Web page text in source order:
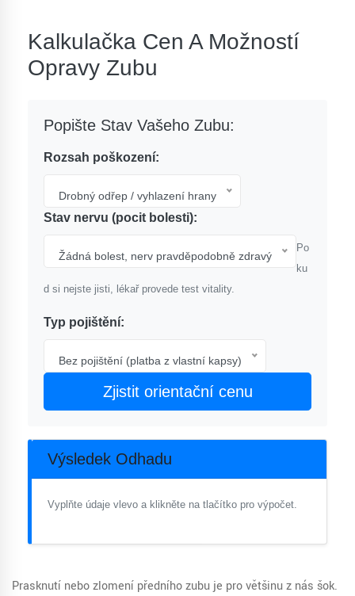
Kalkulačka Cen A Možností
Opravy Zubu
Popište Stav Vašeho Zubu:
Rozsah poškození:
Drobný odřep / vyhlazení hrany
Stav nervu (pocit bolesti):
Žádná bolest, nerv pravděpodobně zdravý
Po
ku
d si nejste jisti, lékař provede test vitality.
Typ pojištění:
Bez pojištění (platba z vlastní kapsy)
Zjistit orientační cenu
Výsledek Odhadu
Vyplňte údaje vlevo a klikněte na tlačítko pro výpočet.
Prasknutí nebo zlomení předního zubu je pro většinu z nás šok.